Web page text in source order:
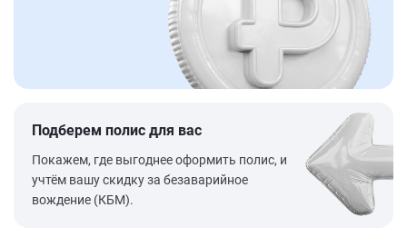
Подберем полис для вас
Покажем, где выгоднее оформить полис, и
учтём вашу скидку за безаварийное
вождение (КБМ).